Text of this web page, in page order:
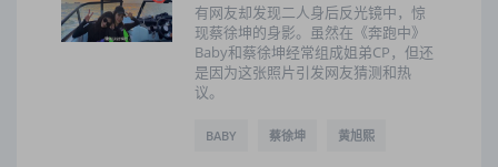
有网友却发现二人身后反光镜中，惊
现蔡徐坤的身影。虽然在《奔跑中》
Baby和蔡徐坤经常组成姐弟CP，但还
是因为这张照片引发网友猜测和热
议。
BABY 蔡徐坤 黄旭熙